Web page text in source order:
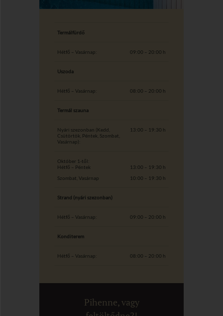
Termálfürdő
Hétfő – Vasárnap: 09:00 – 20:00 h
Uszoda
Hétfő – Vasárnap: 08:00 – 20:00 h
Termál szauna
Nyári szezonban (Kedd,
Csütörtök, Péntek, Szombat,
Vasárnap):
13:00 – 19:30 h
Október 1-től:
Hétfő – Péntek
Szombat, Vasárnap
13:00 – 19:30 h
10:00 – 19:30 h
Strand (nyári szezonban)
Hétfő – Vasárnap: 09:00 – 20:00 h
Konditerem
Hétfő – Vasárnap: 08:00 – 20:00 h
Pihenne, vagy